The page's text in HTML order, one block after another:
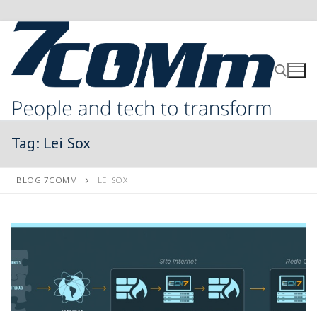
Tag: Lei Sox
BLOG 7COMM LEI SOX